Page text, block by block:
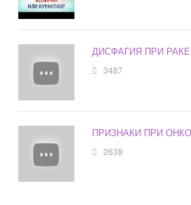
ДИСФАГИЯ ПРИ
3487
ПРИЗНАКИ ПРИ
2638